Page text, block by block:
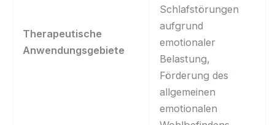
Therapeutische
Anwendungsgebiete
Schlafstörungen
aufgrund
emotionaler
Belastung,
Förderung des
allgemeinen
emotionalen